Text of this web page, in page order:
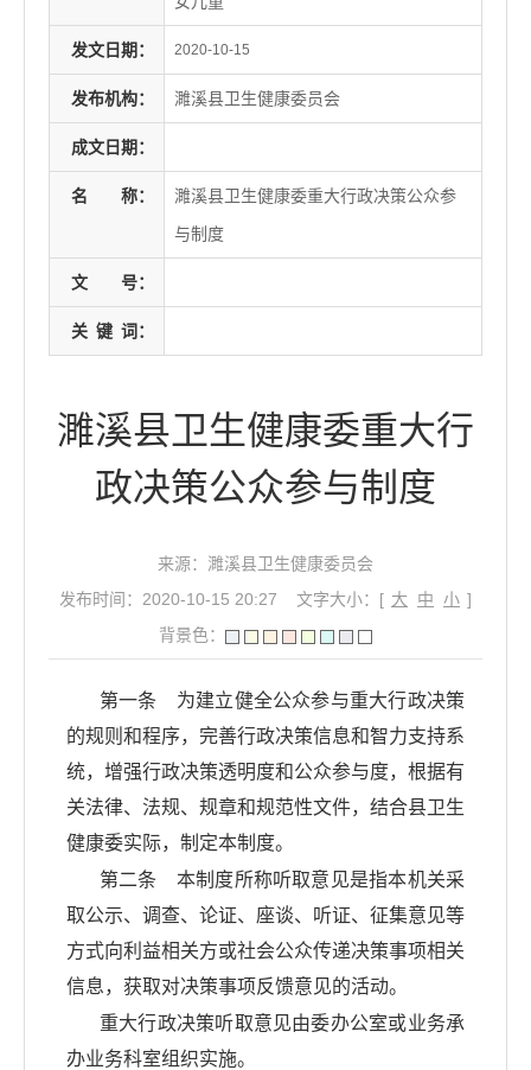
发文日期： 2020-10-15
发布机构： 濉溪县卫生健康委员会
成文日期：
名 称：
濉溪县卫生健康委重大行政决策公众参
与制度
文 号：
关 键 词：
濉溪县卫生健康委重大行
政决策公众参与制度
来源：濉溪县卫生健康委员会
发布时间：2020-10-15 20:27
文字大小：[ 大 中 小 ]
背景色：
第一条 为建立健全公众参与重大行政决策
的规则和程序，完善行政决策信息和智力支持系
统，增强行政决策透明度和公众参与度，根据有
关法律、法规、规章和规范性文件，结合县卫生
健康委实际，制定本制度。
第二条 本制度所称听取意见是指本机关采
取公示、调查、论证、座谈、听证、征集意见等
方式向利益相关方或社会公众传递决策事项相关
信息，获取对决策事项反馈意见的活动。
重大行政决策听取意见由委办公室或业务承
办业务科室组织实施。